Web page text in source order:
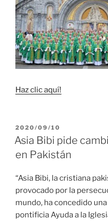
Haz clic aquí!
PUBLICADO
EL
2020/09/10
Asia Bibi pide
en Pakistán
“Asia Bibi, la cristiana
provocado por la
mundo, ha concedido
pontificia Ayuda a la